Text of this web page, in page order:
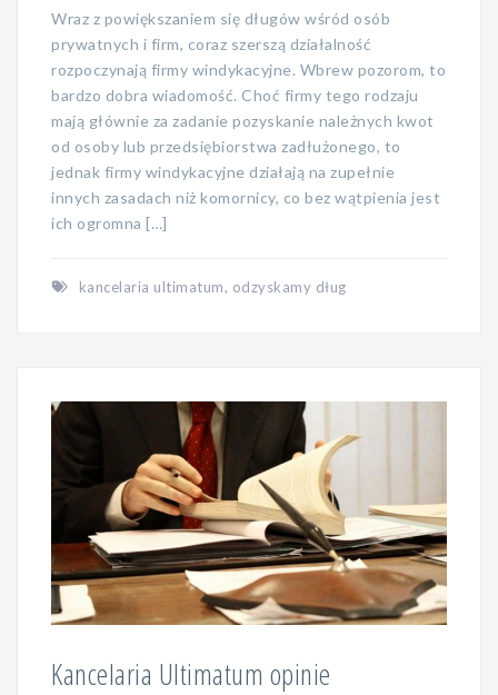
Wraz z powiększaniem się długów wśród osób
prywatnych i firm, coraz szerszą działalność
rozpoczynają firmy windykacyjne. Wbrew pozorom, to
bardzo dobra wiadomość. Choć firmy tego rodzaju
mają głównie za zadanie pozyskanie należnych kwot
od osoby lub przedsiębiorstwa zadłużonego, to
jednak firmy windykacyjne działają na zupełnie
innych zasadach niż komornicy, co bez wątpienia jest
ich ogromna […]
kancelaria ultimatum, odzyskamy dług
Kancelaria Ultimatum opinie